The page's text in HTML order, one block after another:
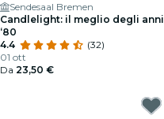
Sendesaal Bremen
Candlelight: il meglio degli anni
‘80
4.4
(32)
01 ott
Da 23,50 €